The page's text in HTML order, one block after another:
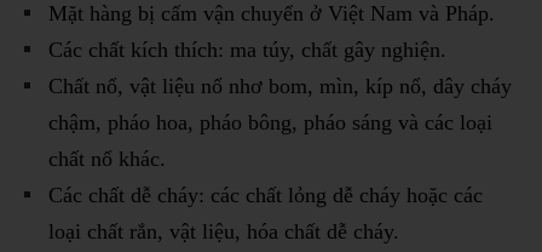
Mặt hàng bị cấm vận chuyển ở Việt Nam và Pháp.
Các chất kích thích: ma túy, chất gây nghiện.
Chất nổ, vật liệu nổ nhơ bom, mìn, kíp nổ, dây cháy
chậm, pháo hoa, pháo bông, pháo sáng và các loại
chất nổ khác.
Các chất dễ cháy: các chất lỏng dễ cháy hoặc các
loại chất rắn, vật liệu, hóa chất dễ cháy.